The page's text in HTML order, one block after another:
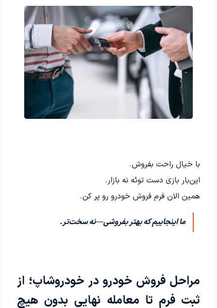
با خیال راحت بفروش.
این‌بار بازی دست توئه نه بازار.
همین الان فرم فروش خودرو رو پر کن.
ما اینجاییم که بهتر بفروشی—نه سخت‌تر.
مراحل فروش خودرو در خودروشاپ؛ از
ثبت فرم تا معامله نهایی بدون هیچ